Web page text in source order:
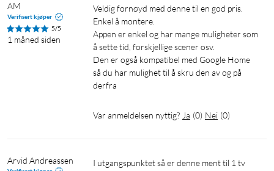
AM
Verifisert kjøper
5/5
1 måned siden
Veldig fornøyd med denne til en god pris.
Enkel å montere.
Appen er enkel og har mange muligheter som
å sette tid, forskjellige scener osv.
Den er også kompatibel med Google Home
så du har mulighet til å skru den av og på
derfra
Var anmeldelsen nyttig? Ja (0) Nei (0)
Arvid Andreassen
I utgangspunktet så er denne ment til 1 tv